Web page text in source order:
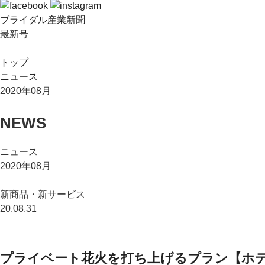
ブライダル産業新聞
最新号
トップ
ニュース
2020年08月
NEWS
ニュース
2020年08月
新商品・新サービス
20.08.31
プライベート花火を打ち上げるプラン【ホ